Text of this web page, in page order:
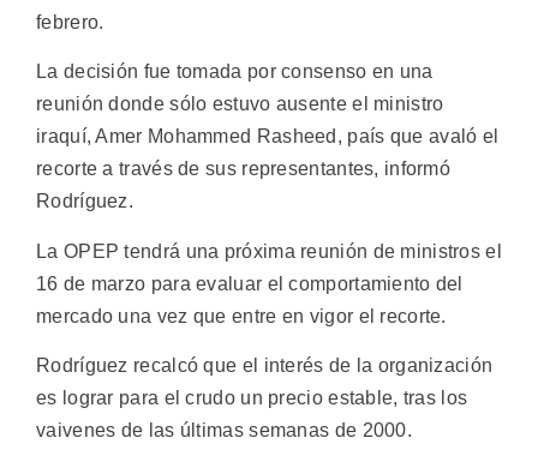
febrero.
La decisión fue tomada por consenso en una
reunión donde sólo estuvo ausente el ministro
iraquí, Amer Mohammed Rasheed, país que avaló el
recorte a través de sus representantes, informó
Rodríguez.
La OPEP tendrá una próxima reunión de ministros el
16 de marzo para evaluar el comportamiento del
mercado una vez que entre en vigor el recorte.
Rodríguez recalcó que el interés de la organización
es lograr para el crudo un precio estable, tras los
vaivenes de las últimas semanas de 2000.